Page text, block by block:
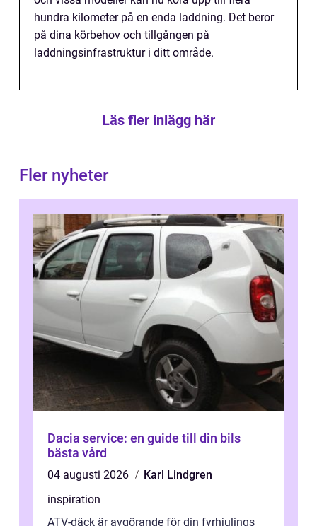
hundra kilometer på en enda laddning. Det beror
på dina körbehov och tillgången på
laddningsinfrastruktur i ditt område.
Läs fler inlägg här
Fler nyheter
Dacia service: en guide till din bils
bästa vård
04 augusti 2026
Karl Lindgren
inspiration
ATV-däck är avgörande för din fyrhjulings